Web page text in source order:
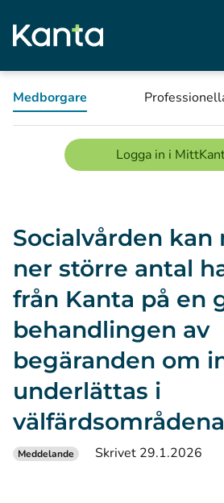
Medborgare
Logga in i
Socialvården kan
ner större antal
från Kanta på en
behandlingen av
begäranden om
underlättas i
välfärdsområdena
Meddelande Skrivet 29.1.2026